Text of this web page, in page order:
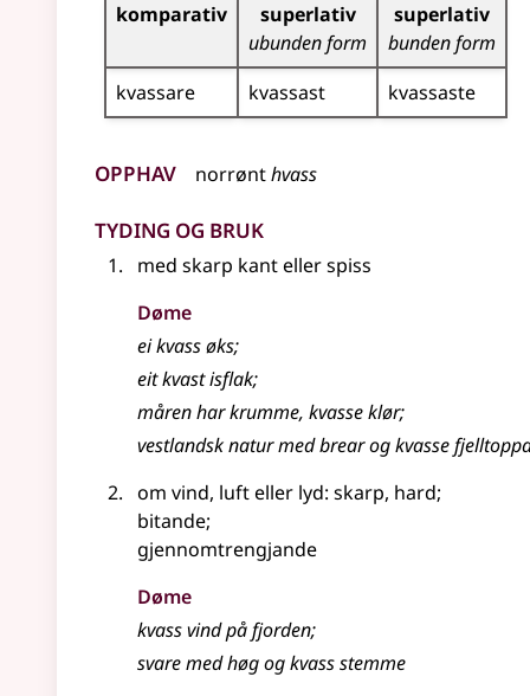
komparativ
superlativ
ubunden form
superlativ
bunden form
kvassare
kvassast kvassaste
Opphav norrønthvass
Tyding og bruk
med skarp kant eller spiss
Døme
ei kvass øks;
eit kvast isflak;
måren har krumme, kvasse klør;
vestlandsk natur med brear og kvasse
om vind, luft eller lyd: skarp, hard;
bitande;
gjennomtrengjande
Døme
kvass vind på fjorden;
svare med høg og kvass stemme